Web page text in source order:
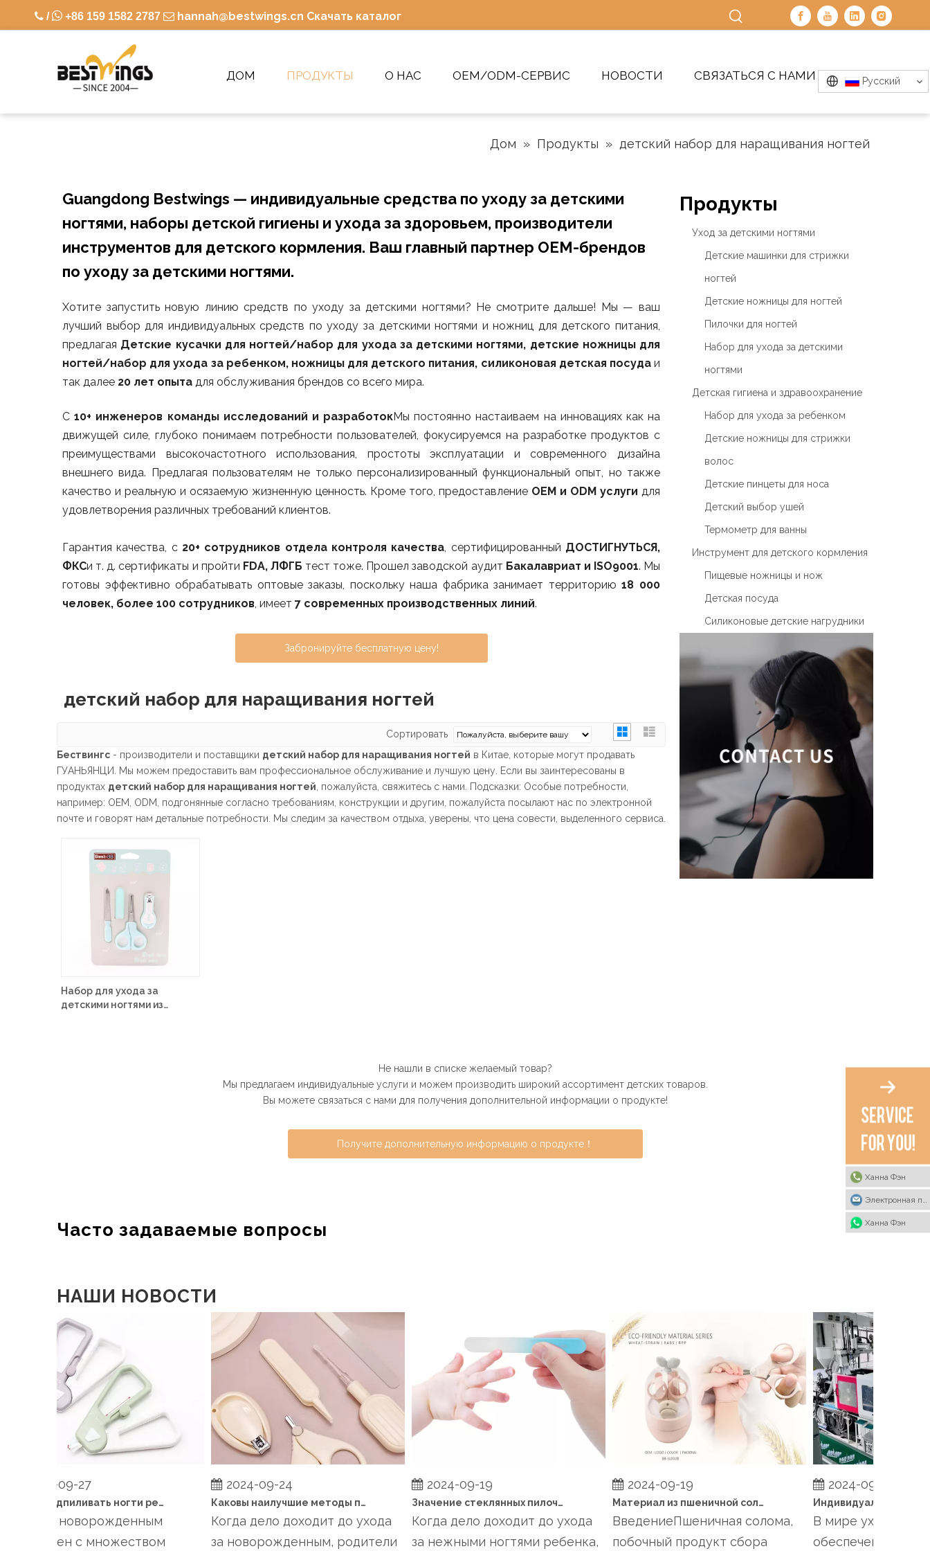
 / +86 159 1582 2787  hannah@bestwings.cn Скачать каталог
ДОМ ПРОДУКТЫ О НАС OEM/ODM-СЕРВИС НОВОСТИ СВЯЗАТЬСЯ С НАМИ Pусский
Дом » Продукты » детский набор для наращивания ногтей
Guangdong Bestwings — индивидуальные средства по уходу за детскими
ногтями, наборы детской гигиены и ухода за здоровьем, производители
инструментов для детского кормления. Ваш главный партнер OEM-брендов
по уходу за детскими ногтями.
Хотите запустить новую линию средств по уходу за детскими ногтями? Не смотрите дальше! Мы — ваш
лучший выбор для индивидуальных средств по уходу за детскими ногтями и ножниц для детского питания,
предлагая Детские кусачки для ногтей/набор для ухода за детскими ногтями, детские ножницы для
ногтей/набор для ухода за ребенком, ножницы для детского питания, силиконовая детская посудаи
так далее 20 лет опыта для обслуживания брендов со всего мира.
С10+ инженеров команды исследований и разработокМы постоянно настаиваем на инновациях как на
движущей силе, глубоко понимаем потребности пользователей, фокусируемся на разработке продуктов с
преимуществами высокочастотного использования, простоты эксплуатации и современного дизайна
внешнего вида. Предлагая пользователям не только персонализированный функциональный опыт, но также
качество и реальную и осязаемую жизненную ценность. Кроме того, предоставление OEM и ODM услуги для
удовлетворения различных требований клиентов.
Гарантия качества, с 20+ сотрудников отдела контроля качества, сертифицированный ДОСТИГНУТЬСЯ,
ФКСи т. д. сертификаты и пройти FDA, ЛФГБ тест тоже. Прошел заводской аудит Бакалавриат и ISO9001. Мы
готовы эффективно обрабатывать оптовые заказы, поскольку наша фабрика занимает территорию18 000
человек, более 100 сотрудников, имеет 7 современных производственных линий.
Забронируйте бесплатную цену!
детский набор для наращивания ногтей
Сортировать
Бествингс - производители и поставщики детский набор для наращивания ногтей в Китае, которые могут продавать
ГУАНЬЯНЦИ. Мы можем предоставить вам профессиональное обслуживание и лучшую цену. Если вы заинтересованы в
продуктах детский набор для наращивания ногтей , пожалуйста, свяжитесь с нами. Подсказки: Особые потребности,
например: OEM, ODM, подгонянные согласно требованиям, конструкции и другим, пожалуйста посылают нас по электронной
почте и говорят нам детальные потребности. Мы следим за качеством отдыха, уверены, что цена совести, выделенного сервиса.
Набор для ухода за
детскими ногтями из
Продукты
Уход за детскими ногтями
Детские машинки для стрижки
ногтей
Детские ножницы для ногтей
Пилочки для ногтей
Набор для ухода за детскими
ногтями
Детская гигиена и здравоохранение
Набор для ухода за ребенком
Детские ножницы для стрижки
волос
Детские пинцеты для носа
Детский выбор ушей
Термометр для ванны
Инструмент для детского кормления
Пищевые ножницы и нож
Детская посуда
Силиконовые детские нагрудники
Не нашли в списке желаемый товар?
Мы предлагаем индивидуальные услуги и можем производить широкий ассортимент детских товаров.
Вы можете связаться с нами для получения дополнительной информации о продукте!
Получите дополнительную информацию о продукте！
Часто задаваемые вопросы
НАШИ НОВОСТИ
2024-09-27
Когда подпиливать ногти ребенку?
Уход за новорожденным
сопряжен с множеством
2024-09-24
Каковы наилучшие методы поддержания здоровья ногтей ребенка между стрижками?
Когда дело доходит до ухода
за новорожденным, родители
2024-09-19
Значение стеклянных пилочек для ухода за ногтями младенцев
Когда дело доходит до ухода
за нежными ногтями ребенка,
2024-09-19
Материал из пшеничной соломы в детских товарах: всесторонний обзор
ВведениеПшеничная солома,
побочный продукт сбора
2024-09-19
В мире ухода за
обеспечение
Ханна Фэн
Ханна Фэн